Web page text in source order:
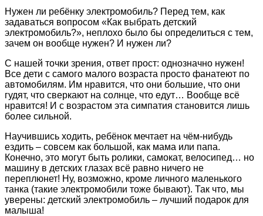
Нужен ли ребёнку электромобиль? Перед тем, как
задаваться вопросом «Как выбрать детский
электромобиль?», неплохо было бы определиться с тем,
зачем он вообще нужен? И нужен ли?
С нашей точки зрения, ответ прост: однозначно нужен!
Все дети с самого малого возраста просто фанатеют по
автомобилям. Им нравится, что они большие, что они
гудят, что сверкают на солнце, что едут… Вообще всё
нравится! И с возрастом эта симпатия становится лишь
более сильной.
Научившись ходить, ребёнок мечтает на чём-нибудь
ездить – совсем как большой, как мама или папа.
Конечно, это могут быть ролики, самокат, велосипед… но
машину в детских глазах всё равно ничего не
переплюнет! Ну, возможно, кроме личного маленького
танка (такие электромобили тоже бывают). Так что, мы
уверены: детский электромобиль – лучший подарок для
малыша!